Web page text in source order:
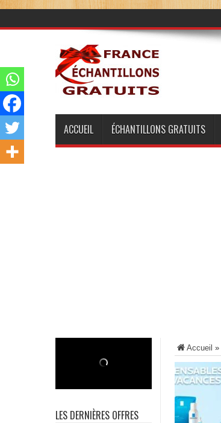
ACCUEIL ÉCHANTILLONS GRATUITS
Accueil »
LES DERNIÈRES OFFRES